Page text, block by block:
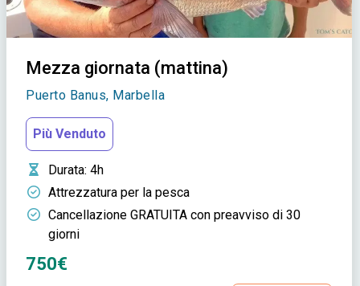
Mezza giornata (mattina)
Puerto Banus, Marbella
Più Venduto
Durata: 4h
Attrezzatura per la pesca
Cancellazione GRATUITA con preavviso di 30
giorni
750€